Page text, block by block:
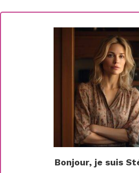
Bonjour, je suis